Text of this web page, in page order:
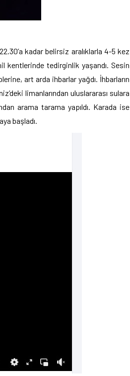
kadar belirsiz aralıklarla 4-5 kez
kentlerinde tedirginlik yaşandı. Sesin
art arda ihbarlar yağdı. İhbarların
limanlarından uluslararası sulara
arama tarama yapıldı. Karada ise
başladı.